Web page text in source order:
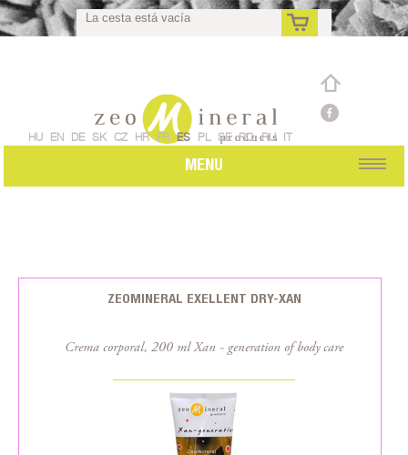
La cesta está vacía
es
HU EN DE SK CZ HR FR ES PL SE RO RU IT
MENU
ZEOMINERAL EXELLENT DRY-XAN
Crema corporal, 200 ml Xan - generation of body care